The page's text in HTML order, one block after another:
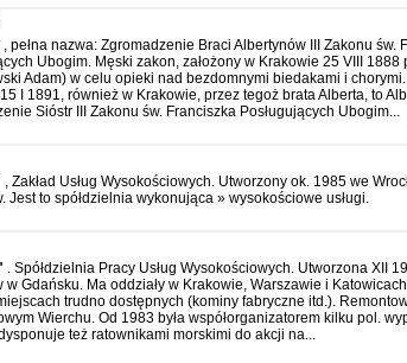
, pełna nazwa: Zgromadzenie Braci Albertynów III Zakonu św.
Ubogim. Męski zakon, założony w Krakowie 25 VIII 1888
Adam) w celu opieki nad bezdomnymi biedakami i
I 1891, również w Krakowie, przez tegoż brata Alberta, to
Sióstr III Zakonu św. Franciszka Posługujących Ubogim...
, Zakład Usług Wysokościowych. Utworzony ok. 1985 we
Jest to spółdzielnia wykonująca » wysokościowe usługi.
. Spółdzielnia Pracy Usług Wysokościowych. Utworzona XII
w Gdańsku. Ma oddziały w Krakowie, Warszawie i
trudno dostępnych (kominy fabryczne itd.).
Wierchu. Od 1983 była współorganizatorem kilku pol.
też ratownikami morskimi do akcji na...